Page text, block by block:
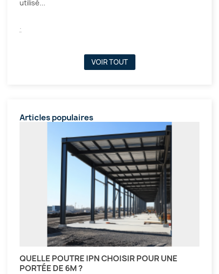
utilisé...
.
VOIR TOUT
Articles populaires
QUELLE POUTRE IPN CHOISIR POUR UNE
PORTÉE DE 6M ?